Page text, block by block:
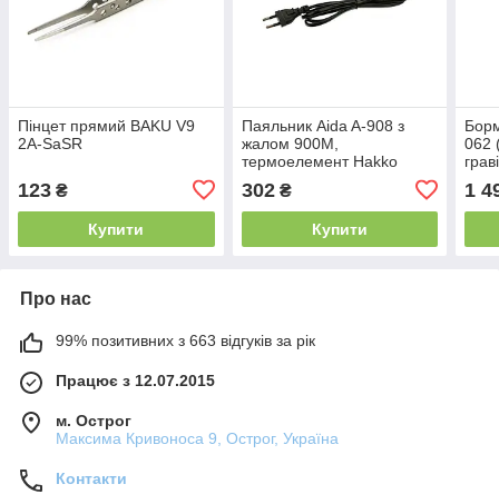
Пінцет прямий BAKU V9
2A-SaSR
123 ₴
Купити
Паяльник Aida A-908 з
жалом 900M,
термоелемент Hakko
(регулювання t 200 — 450
г C, 220 V, 60 W)
302₴
Купити
062
об/
1
Про нас
99% позитивних з 663 відгуків за рік
Працює з 12.07.2015
м. Острог
Максима Кривоноса 9, Острог, Україна
Контакти